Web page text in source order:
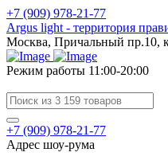
+7 (909) 978-21-77
Argus light - территория
Москва, Причальный пр.10,
Режим работы 11:00-20:00
+7 (909) 978-21-77
Адрес шоу-рума